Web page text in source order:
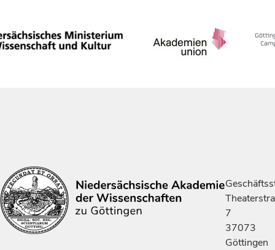
7
37073
Göttingen